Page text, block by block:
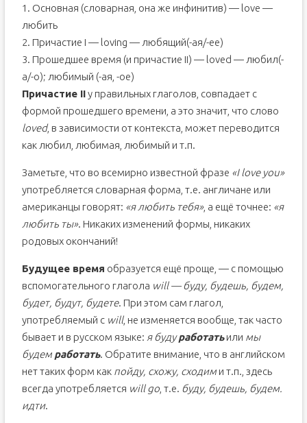
1. Основная (словарная, она же инфинитив) — love —
любить
2. Причастие I — loving — любящий(-ая/-ее)
3. Прошедшее время (и причастие II) — loved — любил(-
а/-о); любимый (-ая, -ое)
Причастие IIу правильных глаголов, совпадает с
формой прошедшего времени, а это значит, что слово
loved, в зависимости от контекста, может переводится
как любил, любимая, любимый и т.п.
Заметьте, что во всемирно известной фразе «I love you»
употребляется словарная форма, т.е. англичане или
американцы говорят: «я любить тебя», а ещё точнее: «я
любить ты». Никаких изменений формы, никаких
родовых окончаний!
Будущее время образуется ещё проще, — с помощью
вспомогательного глагола will — буду, будешь, будем,
будет, будут, будете. При этом сам глагол,
употребляемый с will, не изменяется вообще, так часто
бывает и в русском языке: я будуработатьили мы
будем работать. Обратите внимание, что в английском
нет таких форм как пойду, схожу, сходими т.п., здесь
всегда употребляется will go, т.е. буду, будешь, будем.
идти.